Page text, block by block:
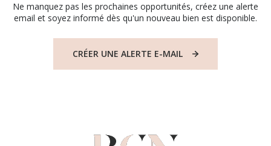
Ne manquez pas les prochaines opportunités, créez une alerte
email et soyez informé dès qu'un nouveau bien est disponible.
CRÉER UNE ALERTE E-MAIL